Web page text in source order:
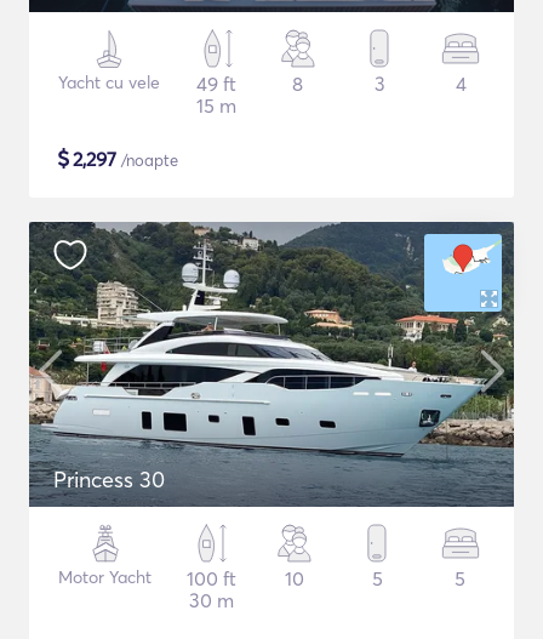
Yacht cu vele
49 ft
15 m
8 3 4
$2,297 /noapte
Princess 30
Motor Yacht
100 ft
30 m
10 5 5